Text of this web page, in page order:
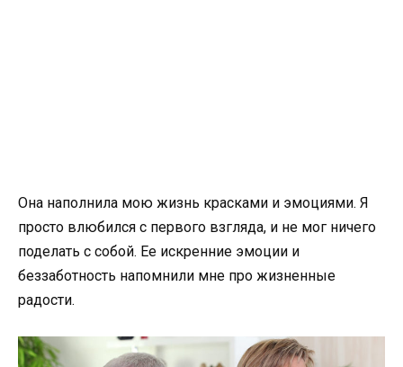
Она наполнила мою жизнь красками и эмоциями. Я
просто влюбился с первого взгляда, и не мог ничего
поделать с собой. Ее искренние эмоции и
беззаботность напомнили мне про жизненные
радости.